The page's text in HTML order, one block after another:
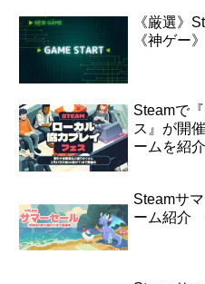
《厳選》
《神ゲー》
Steamで
ス』が開
ームを紹介
Steamサ
ーム紹介